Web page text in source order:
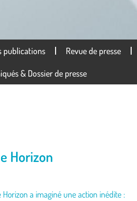
publications Revue de presse
& Dossier de presse
Horizon
Horizon a imaginé une action inédite :